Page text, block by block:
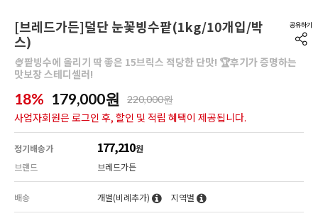
[브레드가든]덜단 눈꽃빙수팥(1kg/10개입/박
스)
🍨팥빙수에 올리기 딱 좋은 15브릭스 적당한 단맛! 🏆후기가 증명하는
맛보장 스테디셀러!
18% 179,000원 220,000원
사업자회원은 로그인 후, 할인 및 적립 혜택이 제공됩니다.
정기배송가 177,210원
브랜드
브레드가든
배송 개별(비례추가) 지역별